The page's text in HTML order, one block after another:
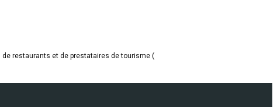
restaurants et de prestataires de tourisme (